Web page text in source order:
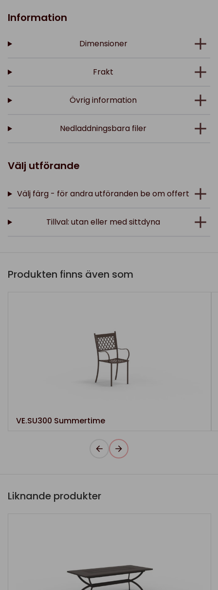
Information
Dimensioner
Frakt
Övrig information
Nedladdningsbara filer
Välj utförande
Välj färg - för andra utföranden be om offert
Tillval: utan eller med sittdyna
Produkten finns även som
VE.SU300 Summertime
Liknande produkter